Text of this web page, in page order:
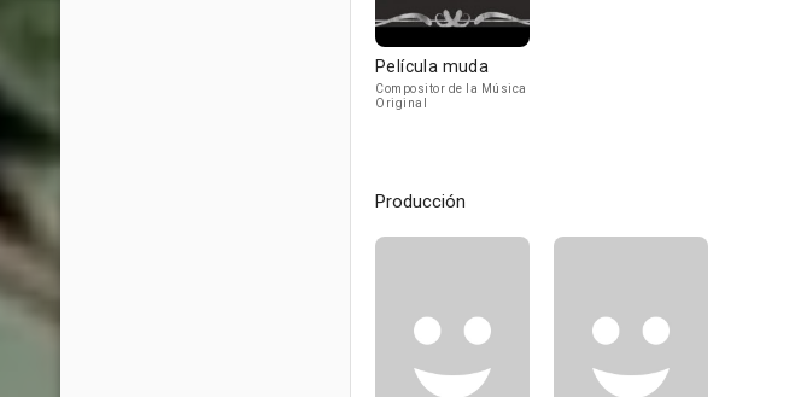
Película muda
Compositor de la Música
Original
Producción